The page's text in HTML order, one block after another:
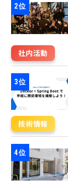
社内活動
技術情報